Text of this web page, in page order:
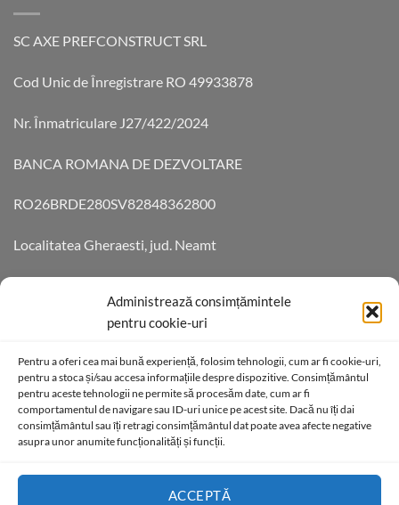
Administrează consimțămintele
pentru cookie-uri
Pentru a oferi cea mai bună experiență, folosim tehnologii, cum ar fi cookie-uri,
pentru a stoca și/sau accesa informațiile despre dispozitive. Consimțământul
pentru aceste tehnologii ne permite să procesăm date, cum ar fi
comportamentul de navigare sau ID-uri unice pe acest site. Dacă nu îți dai
consimțământul sau îți retragi consimțământul dat poate avea afecte negative
asupra unor anumite funcționalități și funcții.
ACCEPTĂ
SC AXE PREFCONSTRUCT SRL
Cod Unic de Înregistrare RO 49933878
Nr. Înmatriculare J27/422/2024
BANCA ROMANA DE DEZVOLTARE
RO26BRDE280SV82848362800
Localitatea Gheraesti, jud. Neamt
Telefon +40761728077
contact@axeprefabricate.ro